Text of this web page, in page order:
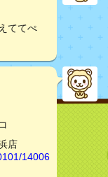
ててぺ
店
14006